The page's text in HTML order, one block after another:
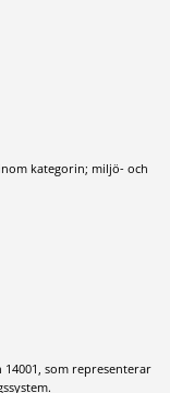
kategorin; miljö- och
14001, som representerar